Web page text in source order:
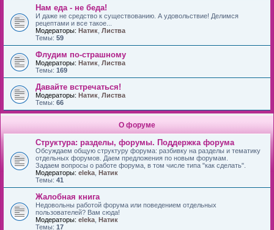
Нам еда - не беда!
И даже не средство к существованию. А удовольствие! Делимся
рецептами и все такое...
Модераторы: Натик Листва
Темы: 59
Флудим по-страшному
Модераторы: Натик Листва
Темы: 169
Давайте встречаться!
Модераторы: Натик Листва
Темы: 66
О форуме
Структура: разделы, форумы. Поддержка форума
Обсуждаем общую структуру форума: разбивку на разделы и тематику
отдельных форумов. Даем предложения по новым форумам.
Задаем вопросы о работе форума, в том числе типа "как сделать".
Модераторы: eleka Натик
Темы: 41
Жалобная книга
Недовольны работой форума или поведением отдельных
пользователей? Вам сюда!
Модераторы: eleka Натик
Темы: 17